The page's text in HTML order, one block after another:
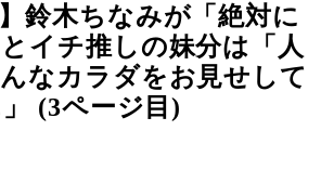
鈴木ちなみが「絶対に
イチ推しの妹分は「人
なカラダをお見せして
(3ページ目)